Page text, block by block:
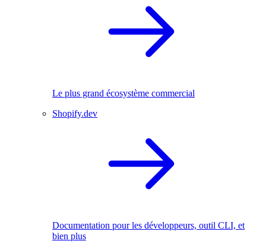
Le plus grand écosystème commercial
Shopify.dev
Documentation pour les développeurs, outil CLI, et
bien plus